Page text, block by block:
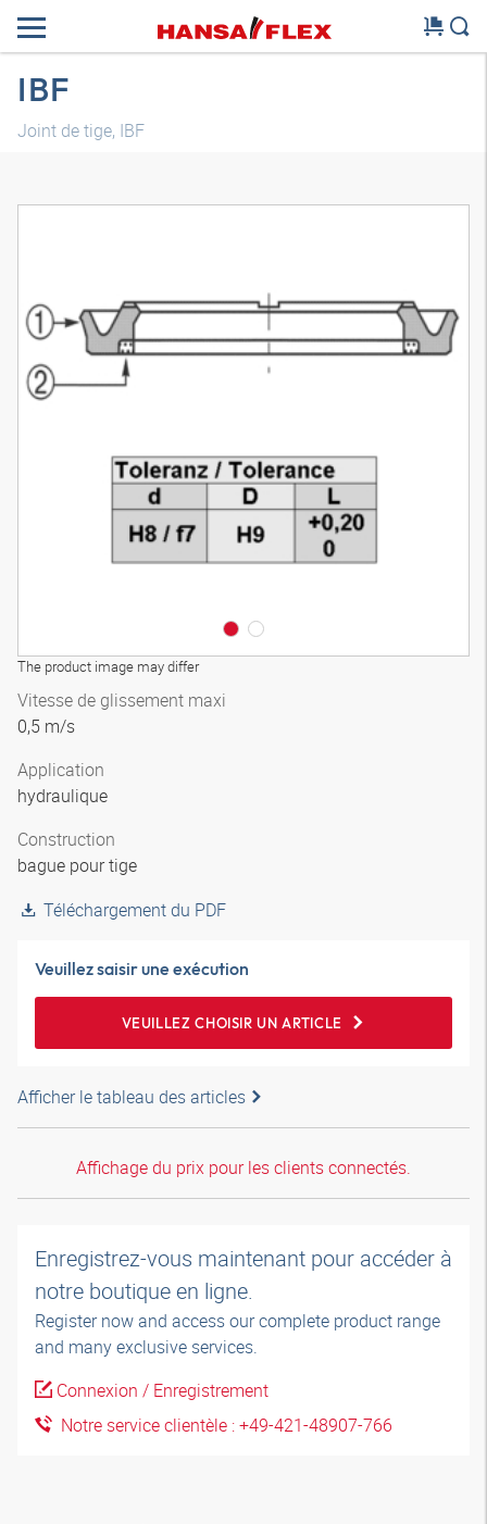
IBF
Joint de tige, IBF
The product image may differ
Vitesse de glissement maxi
0,5 m/s
Application
hydraulique
Construction
bague pour tige
Téléchargement du PDF
Veuillez saisir une exécution
VEUILLEZ CHOISIR UN ARTICLE
Afficher le tableau des articles
Affichage du prix pour les clients connectés.
Enregistrez-vous maintenant pour accéder à
notre boutique en ligne.
Register now and access our complete product range
and many exclusive services.
Connexion / Enregistrement
Notre service clientèle : +49-421-48907-766